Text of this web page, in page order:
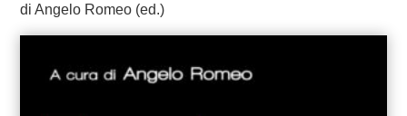
di Angelo Romeo (ed.)